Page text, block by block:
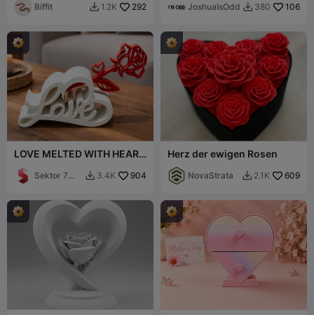
Biffit  1.2K 292 JoshuaIsOdd  380 106
LOVE MELTED WITH HEART
Sektor 7
 3.4K 904
Herz der ewigen Rosen
NovaStrata  2.1K 609